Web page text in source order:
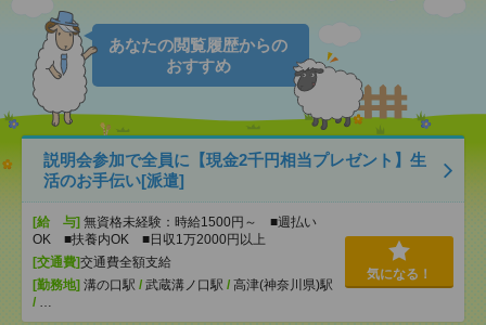
あなたの閲覧履歴からの
おすすめ
説明会参加で全員に【現金2千円相当プレゼント】生
活のお手伝い[派遣]
[給 与] 無資格未経験：時給1500円～ ■週払い
OK ■扶養内OK ■日収1万2000円以上
[交通費]交通費全額支給
[勤務地] 溝の口駅 / 武蔵溝ノ口駅 / 高津(神奈川県)駅
/ …
気になる！